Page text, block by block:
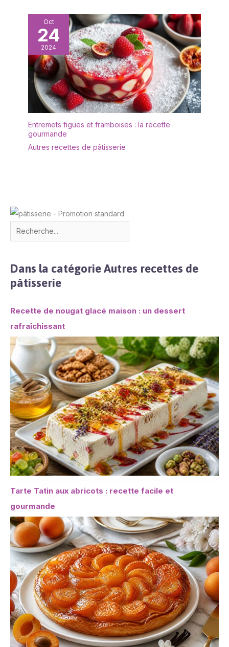
Oct
24
2024
Entremets figues et framboises : la recette
gourmande
Autres recettes de pâtisserie
Dans la catégorie Autres recettes de
pâtisserie
Recette de nougat glacé maison : un dessert
rafraîchissant
Tarte Tatin aux abricots : recette facile et
gourmande